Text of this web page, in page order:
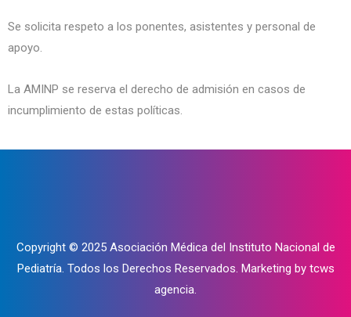
Se solicita respeto a los ponentes, asistentes y personal de
apoyo.
La AMINP se reserva el derecho de admisión en casos de
incumplimiento de estas políticas.
Copyright © 2025 Asociación Médica del Instituto Nacional de
Pediatría. Todos los Derechos Reservados. Marketing by tcws
agencia.